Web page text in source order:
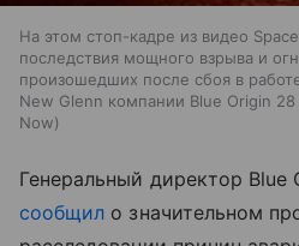
На этом стоп-кадре из видео
последствия мощного взрыва и
произошедших после сбоя в
New Glenn компании Blue Origin 28
Now
Генеральный директор
сообщил о значительном